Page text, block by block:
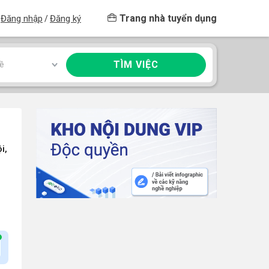
Đăng nhập /Đăng ký Trang nhà tuyển dụng
TÌM VIỆC